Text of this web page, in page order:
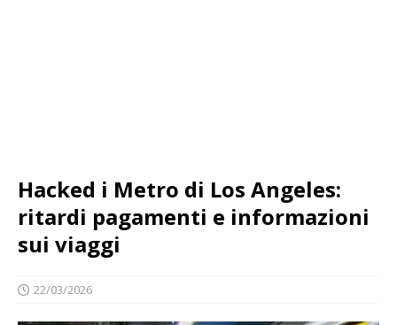
Hacked i Metro di Los Angeles:
ritardi pagamenti e informazioni
sui viaggi
22/03/2026